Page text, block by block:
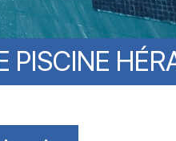
PISCINE